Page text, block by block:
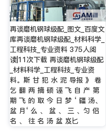
再谈磨机钢球级配_图文_百度文
库再谈磨机钢球级配_材料科学_
工程科技_专业资料 375人阅
读|11次下载 再谈磨机钢球级配
_材料科学_工程科技_专业资
料。斯 甘 犯 水 泥 导报 》 卷
乞 翻 两 摘 硕 诬 飞 自 产 第
期 飞 的 取 今 日 梦 ‘ 疆 汤、
盆 月‘ 么 、 盆 、 三 、匀 侣
名 、 往 名 汤 盆 岌匕